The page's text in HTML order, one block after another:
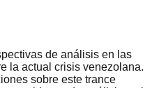
de análisis en las
la actual crisis venezolana.
sobre este trance